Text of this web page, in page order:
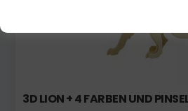
3D LION + 4 FARBEN UND